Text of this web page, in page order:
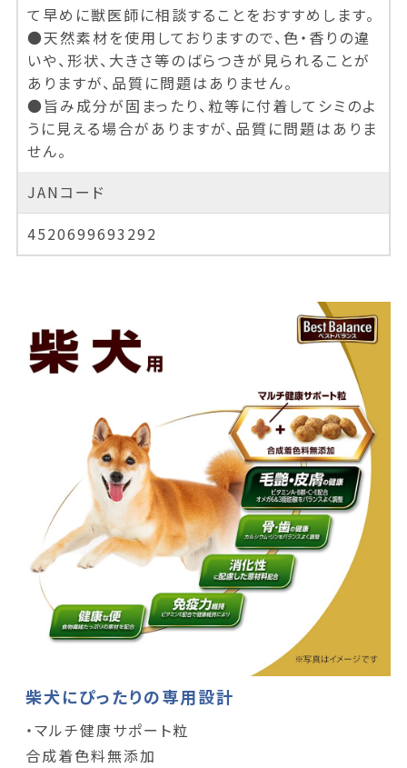
て早めに獣医師に相談することをおすすめします。
●天然素材を使用しておりますので、色・香りの違
いや、形状、大きさ等のばらつきが見られることが
ありますが、品質に問題はありません。
●旨み成分が固まったり、粒等に付着してシミのよ
うに見える場合がありますが、品質に問題はありま
せん。
JANコード
4520699693292
柴犬にぴったりの専用設計
・マルチ健康サポート粒
合成着色料無添加